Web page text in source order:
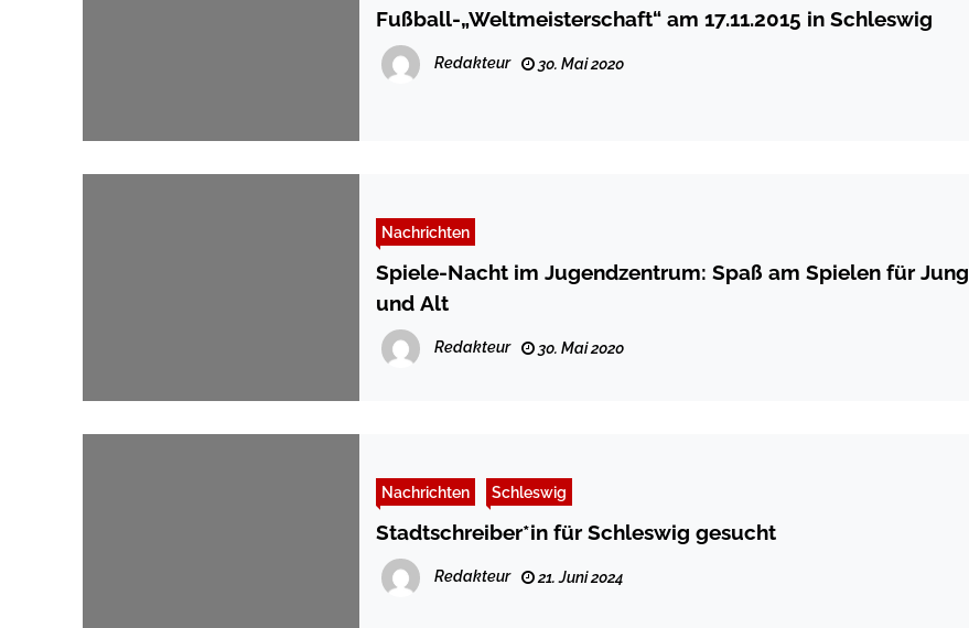
Fußball-„Weltmeisterschaft“ am 17.11.2015 in Schleswig
Redakteur 30. Mai 2020
Nachrichten
Spiele-Nacht im Jugendzentrum: Spaß am Spielen für Jung
und Alt
Redakteur 30. Mai 2020
Nachrichten Schleswig
Stadtschreiber*in für Schleswig gesucht
Redakteur 21. Juni 2024